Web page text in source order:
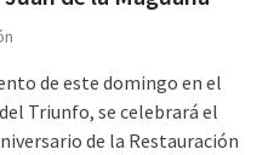
de este domingo en el
Triunfo, se celebrará el
de la Restauración